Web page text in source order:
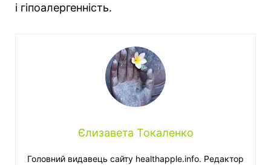
і гіпоалергенність.
Єлизавета Токаленко
Головний видавець сайту healthapple.info. Редактор